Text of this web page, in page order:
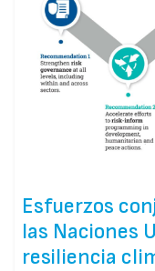
Esfuerzos
las Naciones
resiliencia